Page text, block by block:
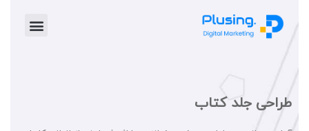
طراحی جلد کتاب